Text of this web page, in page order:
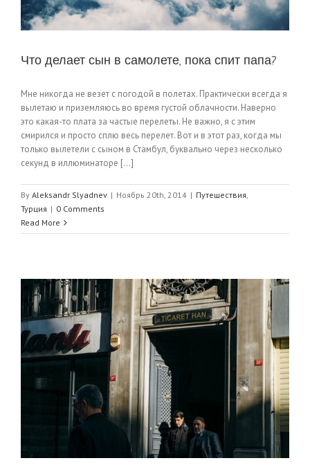
Что делает сын в самолете, пока спит папа?
Мне никогда не везет с погодой в полетах. Практически всегда я
вылетаю и приземляюсь во время густой облачности. Наверно
это какая-то плата за частые перелеты. Не важно, я с этим
смирился и просто сплю весь перелет. Вот и в этот раз, когда мы
только вылетели с сыном в Стамбул, буквально через несколько
секунд в иллюминаторе [...]
By Aleksandr Slyadnev | Ноябрь 20th, 2014 | Путешествия
Турция | 0 Comments
Read More